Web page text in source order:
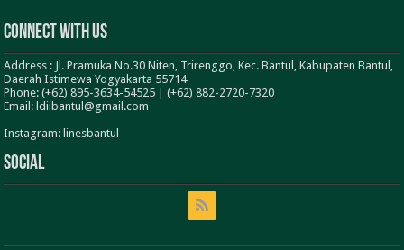
Connect With Us
Address : Jl. Pramuka No.30 Niten, Trirenggo, Kec. Bantul, Kabupaten Bantul,
Daerah Istimewa Yogyakarta 55714
Phone: (+62) 895-3634-54525 | (+62) 882-2720-7320
Email: ldiibantul@gmail.com
Instagram: linesbantul
Social